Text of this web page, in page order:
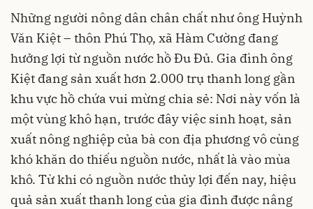
Những người nông dân chân chất như ông Huỳnh
Văn Kiệt – thôn Phú Thọ, xã Hàm Cường đang
hưởng lợi từ nguồn nước hồ Đu Đủ. Gia đình ông
Kiệt đang sản xuất hơn 2.000 trụ thanh long gần
khu vực hồ chứa vui mừng chia sẻ: Nơi này vốn là
một vùng khô hạn, trước đây việc sinh hoạt, sản
xuất nông nghiệp của bà con địa phương vô cùng
khó khăn do thiếu nguồn nước, nhất là vào mùa
khô. Từ khi có nguồn nước thủy lợi đến nay, hiệu
quả sản xuất thanh long của gia đình được nâng